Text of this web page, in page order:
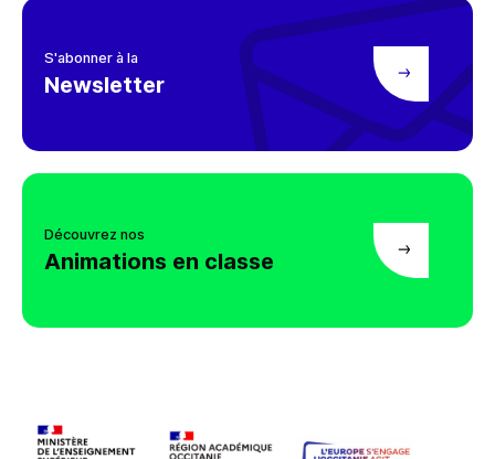
S'abonner à la
Newsletter
Découvrez nos
Animations en classe